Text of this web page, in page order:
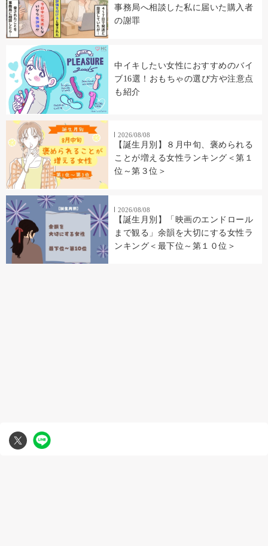
事務局へ相談した私に届いた購入者
の謝罪
中イキしたい女性におすすめのバイ
ブ16選！おもちゃの選び方や注意点
も紹介
2026/08/08
【誕生月別】８月中旬、褒められる
ことが増える女性ランキング＜第１
位～第３位＞
2026/08/08
【誕生月別】「映画のエンドロール
まで観る」余韻を大切にする女性ラ
ンキング＜最下位～第１０位＞